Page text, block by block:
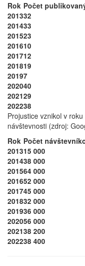
Rok Počet
201332
201433
201523
201610
201712
201819
20197
202040
202129
202238
Projustice vznikol v
návštevnosti (zdroj:
Rok Počet
201315 000
201438 000
201564 000
201652 000
201745 000
201832 000
201936 000
202056 000
202138 200
202238 400